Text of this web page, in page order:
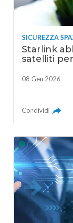
SICUREZZA
Starlink
satelliti
08 Gen 2026
Condividi